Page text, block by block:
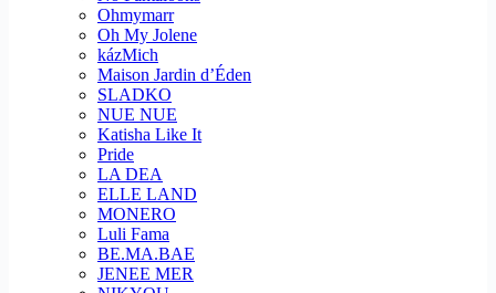
Ohmymarr
Oh My Jolene
kázMich
Maison Jardin d’Éden
SLADKO
NUE NUE
Katisha Like It
Pride
LA DEA
ELLE LAND
MONERO
Luli Fama
BE.MA.BAE
JENEE MER